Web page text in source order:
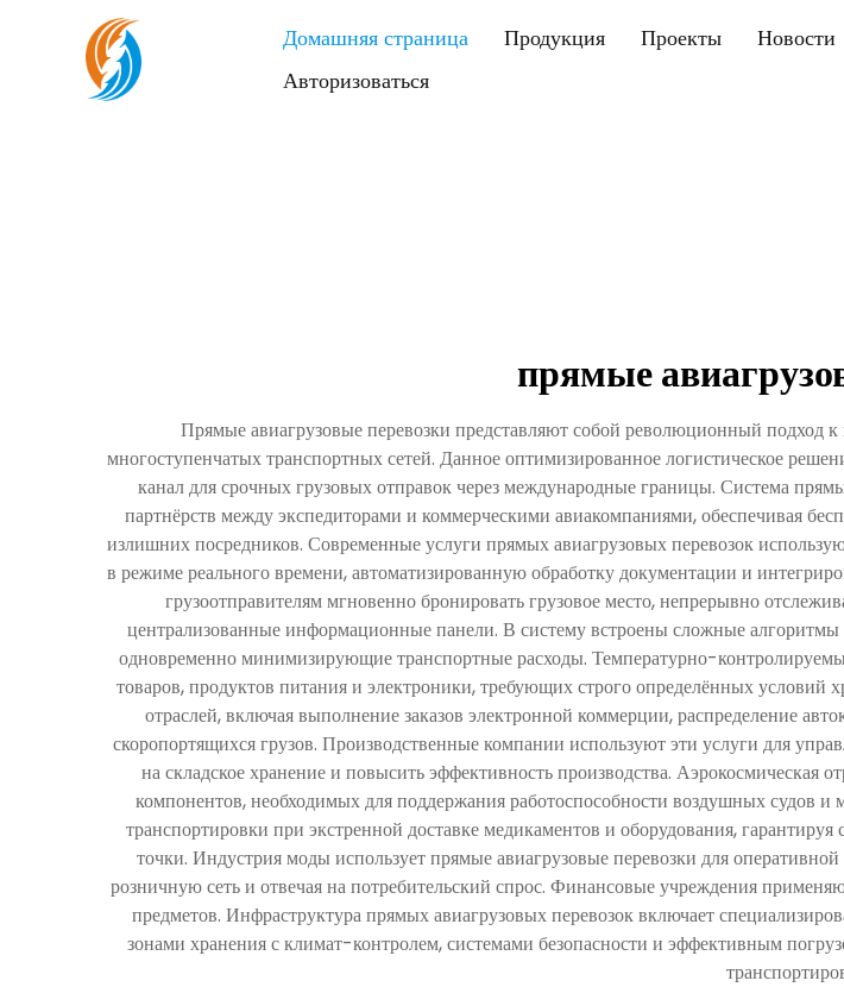
Домашняя страница Продукция Проекты Новости
Авторизоваться
прямые
Прямые авиагрузовые перевозки представляют собой революционный подход
многоступенчатых транспортных сетей. Данное оптимизированное логистическое
канал для срочных грузовых отправок через международные границы. Система
партнёрств между экспедиторами и коммерческими авиакомпаниями, обеспечивая
излишних посредников. Современные услуги прямых авиагрузовых перевозок
в режиме реального времени, автоматизированную обработку документации и
грузоотправителям мгновенно бронировать грузовое место, непрерывно
централизованные информационные панели. В систему встроены сложные
одновременно минимизирующие транспортные расходы. Температурно-
товаров, продуктов питания и электроники, требующих строго определённых
отраслей, включая выполнение заказов электронной коммерции, распределение
скоропортящихся грузов. Производственные компании используют эти услуги для
на складское хранение и повысить эффективность производства. Аэрокосмическая
компонентов, необходимых для поддержания работоспособности воздушных судов
транспортировки при экстренной доставке медикаментов и оборудования,
точки. Индустрия моды использует прямые авиагрузовые перевозки для
розничную сеть и отвечая на потребительский спрос. Финансовые учреждения
предметов. Инфраструктура прямых авиагрузовых перевозок включает
зонами хранения с климат-контролем, системами безопасности и эффективным